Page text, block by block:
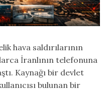
hava saldırılarının
İranlının telefonuna
Kaynağı bir devlet
bulunan bir